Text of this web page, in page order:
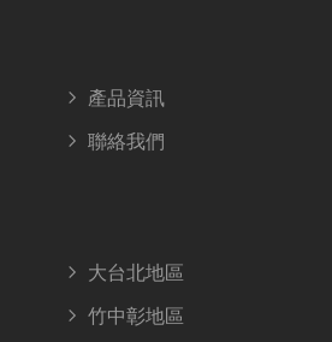
產品資訊
聯絡我們
大台北地區
竹中彰地區